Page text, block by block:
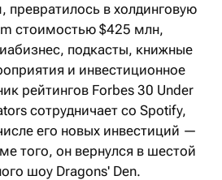
превратилось в холдинговую
стоимостью $425 млн,
подкасты, книжные
и инвестиционное
рейтингов Forbes 30 Under
сотрудничает со Spotify,
его новых инвестиций —
того, он вернулся в шестой
шоу Dragons' Den.